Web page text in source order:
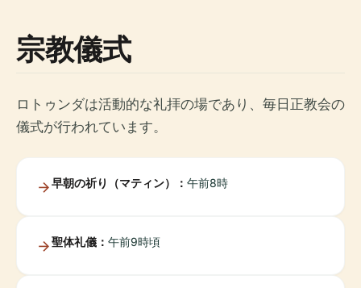
宗教儀式
ロトゥンダは活動的な礼拝の場であり、毎日正教会の
儀式が行われています。
早朝の祈り（マティン）： 午前8時
聖体礼儀： 午前9時頃